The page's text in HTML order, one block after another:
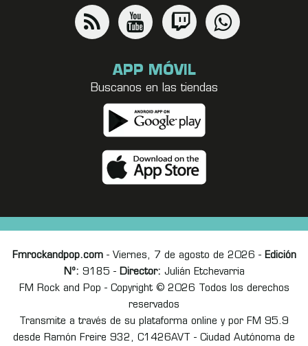
APP MÓVIL
Buscanos en las tiendas
Fmrockandpop.com- Viernes, 7 de agosto de 2026 - Edición
Nº: 9185 - Director: Julián Etchevarria
FM Rock and Pop - Copyright © 2026 Todos los derechos
reservados
Transmite a través de su plataforma online y por FM 95.9
desde Ramón Freire 932, C1426AVT - Ciudad Autónoma de